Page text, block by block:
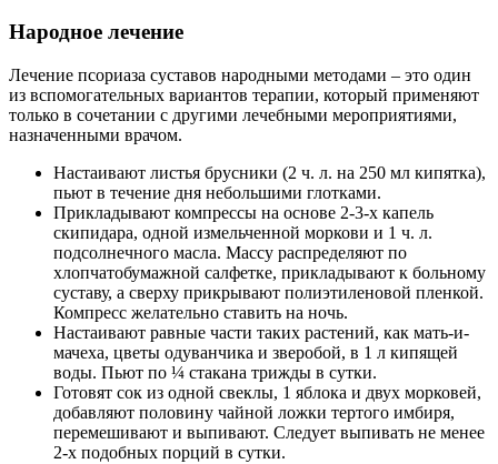
Народное лечение
Лечение псориаза суставов народными методами – это один
из вспомогательных вариантов терапии, который применяют
только в сочетании с другими лечебными мероприятиями,
назначенными врачом.
Настаивают листья брусники (2 ч. л. на 250 мл кипятка),
пьют в течение дня небольшими глотками.
Прикладывают компрессы на основе 2-3-х капель
скипидара, одной измельченной моркови и 1 ч. л.
подсолнечного масла. Массу распределяют по
хлопчатобумажной салфетке, прикладывают к больному
суставу, а сверху прикрывают полиэтиленовой пленкой.
Компресс желательно ставить на ночь.
Настаивают равные части таких растений, как мать-и-
мачеха, цветы одуванчика и зверобой, в 1 л кипящей
воды. Пьют по ¼ стакана трижды в сутки.
Готовят сок из одной свеклы, 1 яблока и двух морковей,
добавляют половину чайной ложки тертого имбиря,
перемешивают и выпивают. Следует выпивать не менее
2-х подобных порций в сутки.